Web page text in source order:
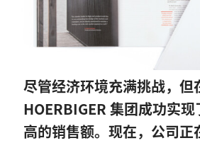
尽管经济环境充满挑战，但
HOERBIGER 集团成功实
高的销售额。现在，公司正